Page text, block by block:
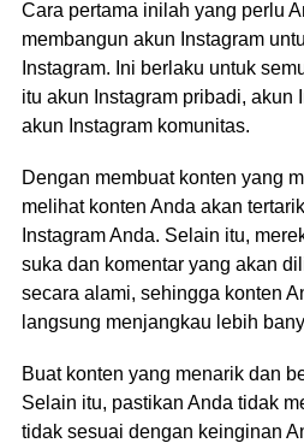
Cara pertama inilah yang perlu
membangun akun Instagram
Instagram. Ini berlaku untuk
itu akun Instagram pribadi, akun
akun Instagram komunitas.
Dengan membuat konten yang
melihat konten Anda akan
Instagram Anda. Selain itu,
suka dan komentar yang akan
secara alami, sehingga konten
langsung menjangkau lebih
Buat konten yang menarik dan
Selain itu, pastikan Anda tidak
tidak sesuai dengan keinginan